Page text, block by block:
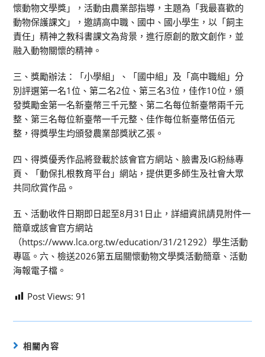
懷動物文學獎」，活動由農業部指導，主題為「我最喜歡的
動物保護課文」，邀請高中職、國中、國小學生，以「飼主
責任」精神之教科書課文為背景，進行原創的散文創作，並
融入動物關懷的精神。
三、獎勵辦法：「小學組」、「國中組」及「高中職組」分
別評選第一名1位、第二名2位、第三名3位，佳作10位，頒
發獎勵金第一名新臺幣三千元整、第二名每位新臺幣兩千元
整、第三名每位新臺幣一千元整、佳作每位新臺幣伍佰元
整，得獎學生均頒發農業部獎狀乙張。
四、得獎優秀作品將登載於該會官方網站、臉書及IG粉絲專
頁、「動保扎根教育平台」網站，提供更多師生及社會大眾
共同欣賞作品。
五、活動收件日期即日起至8月31日止，詳細資訊請見附件一
簡章或該會官方網站
（https://www.lca.org.tw/education/31/21292）學生活動
專區。六、檢送2026第五屆關懷動物文學獎活動簡章、活動
海報電子檔。
Post Views: 91
相關內容